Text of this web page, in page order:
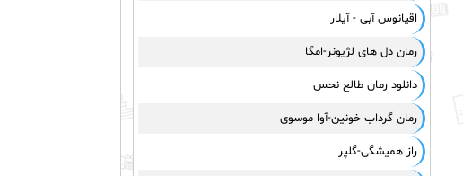
اقیانوس آبی - آیلار
رمان دل های لژیونر-امگا
دانلود رمان طالع نحس
رمان گرداب خونین-آوا موسوی
راز همیشگی-گلپر